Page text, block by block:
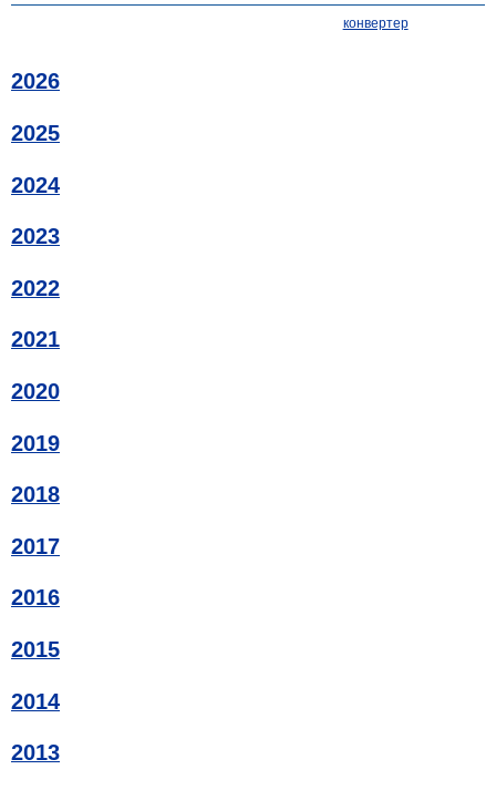
конвертер
2026
2025
2024
2023
2022
2021
2020
2019
2018
2017
2016
2015
2014
2013